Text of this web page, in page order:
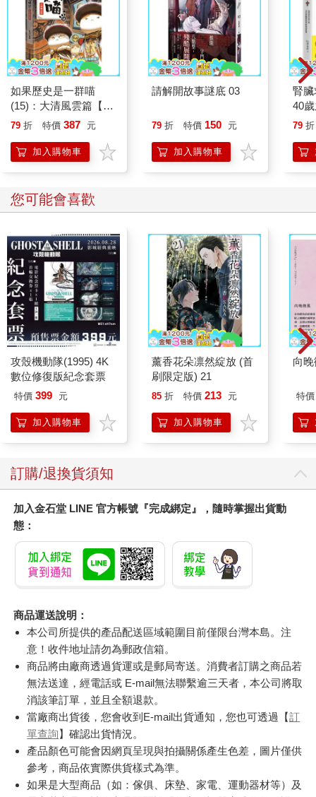
如果歷史是一群喵
(15)：大清風雲篇【萌
貓漫畫學歷史】
79 折 特價 387 元
加入購物車
請解開故事謎底 03
79 折 特價 150 元
加入購物車
腎
40
就
79 折
您可能會喜歡
攻殼機動隊(1995) 4K
數位修復版紀念套票
特價 399 元
加入購物車
薰香花朵凛然綻放 (首
刷限定版) 21
85 折 特價 213 元
加入購物車
向
特價
訂購/退換貨須知
加入金石堂 LINE 官方帳號『完成綁定』，隨時掌握出貨動
態：
商品運送說明：
本公司所提供的產品配送區域範圍目前僅限台灣本島。注
意！收件地址請勿為郵政信箱。
商品將由廠商透過貨運或是郵局寄送。消費者訂購之商品若
無法送達，經電話或 E-mail無法聯繫逾三天者，本公司將取
消該筆訂單，並且全額退款。
當廠商出貨後，您會收到E-mail出貨通知，您也可透過【訂
單查詢】確認出貨情況。
產品顏色可能會因網頁呈現與拍攝關係產生色差，圖片僅供
參考，商品依實際供貨樣式為準。
如果是大型商品（如：傢俱、床墊、家電、運動器材等）及